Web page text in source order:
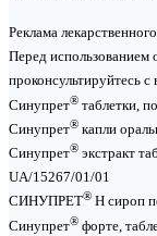
Реклама
Перед использованием
проконсультируйтесь с
Синупрет® таблетки,
Синупрет® капли
Синупрет® экстракт
UA/15267/01/01
СИНУПРЕТ® Н сироп
Синупрет® форте,